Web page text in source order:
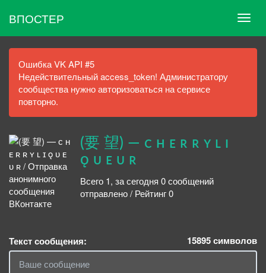
ВПОСТЕР
Ошибка VK API #5
Недействительный access_token! Администратору
сообщества нужно авторизоваться на сервисе
повторно.
(要 望) — ᴄ ʜ ᴇ ʀ ʀ ʏ ʟ ɪ
ǫ ᴜ ᴇ ᴜ ʀ
Всего 1, за сегодня 0 сообщений
отправлено / Рейтинг 0
Текст сообщения: 15895символов